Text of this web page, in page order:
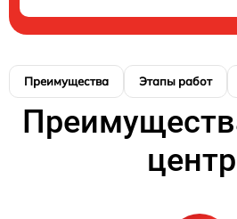
Преимущества Этапы работ